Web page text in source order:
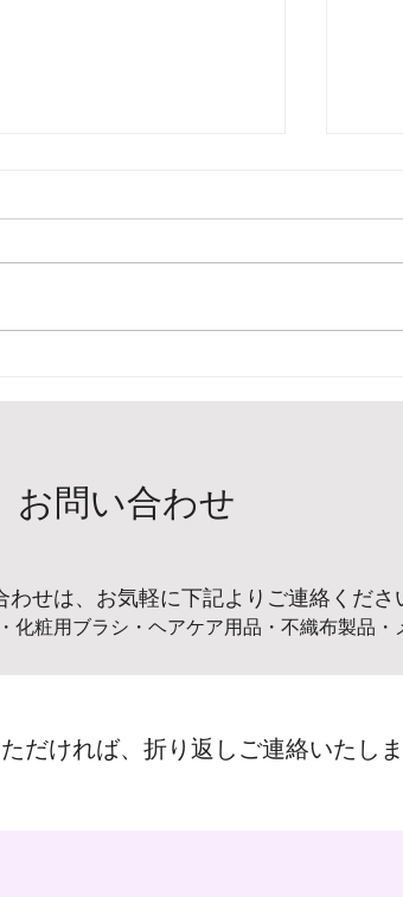
妖怪夏祭り2026
お問い合わせ
わせは、お気軽に下記よりご連絡くださ
化粧用ブラシ ・ヘアケア用品・不織布製品・
だければ、折り返しご連絡いたしま